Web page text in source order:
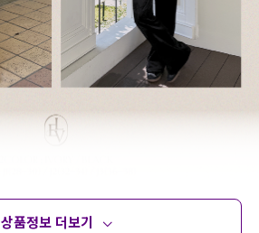
상품정보 더보기